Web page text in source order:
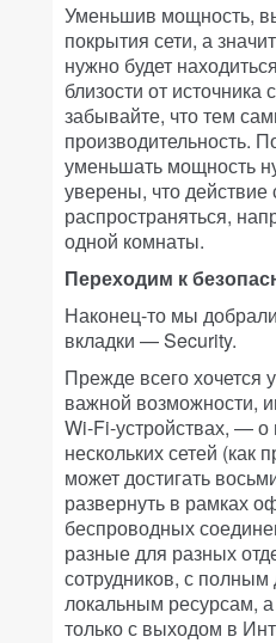
Уменьшив мощность,
покрытия сети, а
нужно будет
близости от источника
забывайте, что тем
производительность.
уменьшать мощность
уверены, что действие
распространяться,
одной комнаты.
Переходим к
Наконец-то мы
вкладки — Security.
Прежде всего хочется
важной возможности,
Wi-Fi-устройствах, —
нескольких сетей (как
может достигать
развернуть в рамках
беспроводных
разные для разных
сотрудников, с полным
локальным ресурсам,
только с выходом в